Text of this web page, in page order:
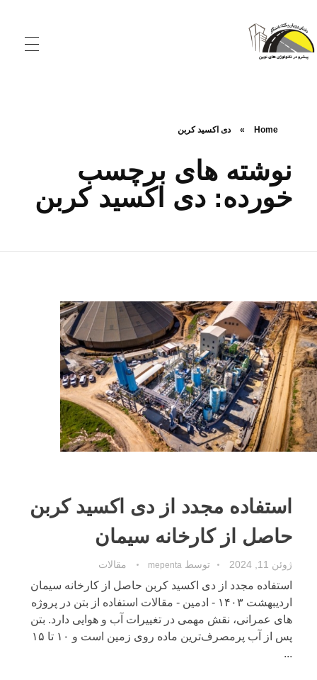
Home
» دی اکسید کربن
نوشته های برچسب
خورده: دی اکسید کربن
استفاده مجدد از دی اکسید کربن
حاصل از کارخانه سیمان
ژوئن 11, 2024 توسط mepenta مقالات
استفاده مجدد از دی اکسید کربن حاصل از کارخانه سیمان
اردیبهشت ۱۴۰۳ - ادمین - مقالات استفاده از بتن در پروژه
های عمرانی، نقش مهمی در تغییرات آب و هوایی دارد. بتن
پس از آب پرمصرف‌ترین ماده روی زمین است و ۱۰ تا ۱۵
...